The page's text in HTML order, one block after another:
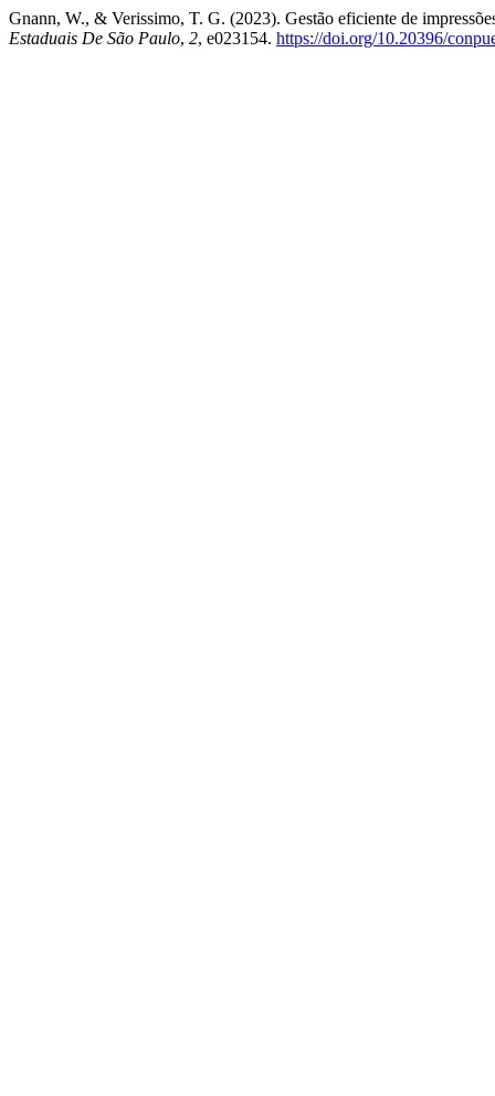
Gnann, W., & Verissimo, T. G. (2023). Gestão eficiente de
Estaduais De São Paulo, 2, e023154. https://doi.org/10.20396/